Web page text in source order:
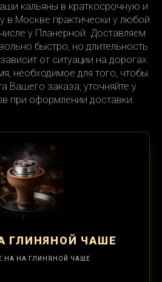
кальяны в краткосрочную и
в Москве практически у любой
у Планерной. Доставляем
быстро, но длительность
от ситуации на дорогах.
необходимое для того, чтобы
Вашего заказа, уточняйте у
при оформлении доставки.
ГЛИНЯНОЙ ЧАШЕ
НА НА ГЛИНЯНОЙ ЧАШЕ